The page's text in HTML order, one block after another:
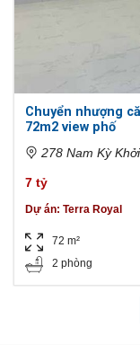
Chuyển nhượng
72m2 view phố
278 Nam Kỳ
7 tỷ
Dự án: Terra Royal
72 m²
2 phòng